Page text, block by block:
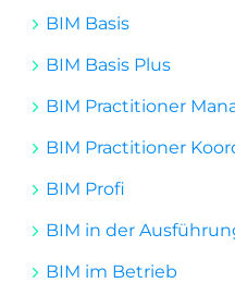
BIM Basis
BIM Basis Plus
BIM Practitioner
BIM Practitioner
BIM Profi
BIM in der
BIM im Betrieb